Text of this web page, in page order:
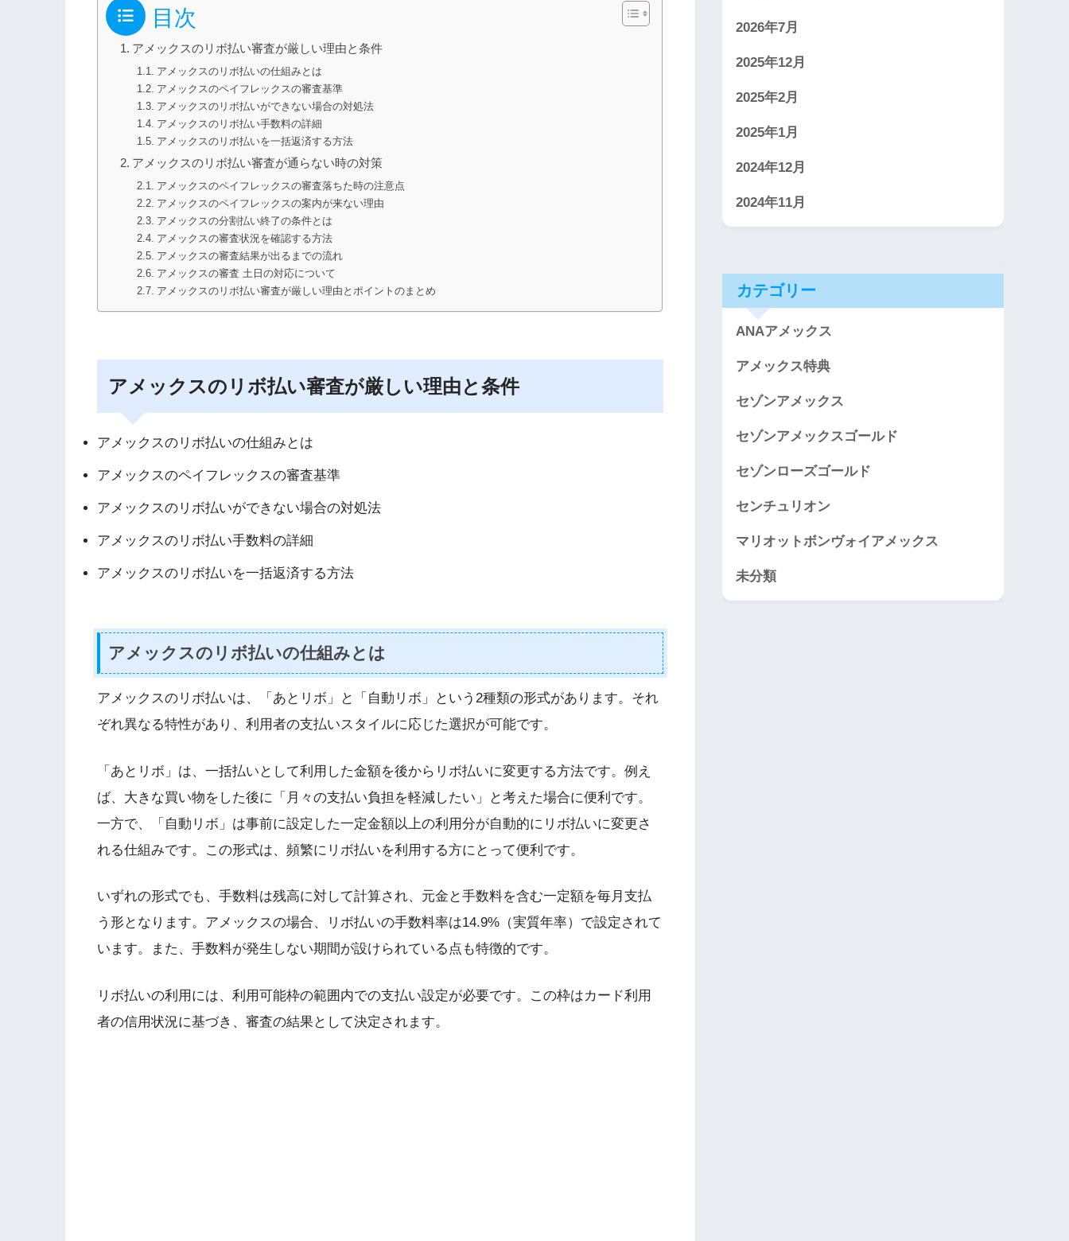
目次
アメックスのリボ払い審査が厳しい理由と条件
アメックスのリボ払いの仕組みとは
アメックスのペイフレックスの審査基準
アメックスのリボ払いができない場合の対処法
アメックスのリボ払い手数料の詳細
アメックスのリボ払いを一括返済する方法
アメックスのリボ払い審査が通らない時の対策
アメックスのペイフレックスの審査落ちた時の注意点
アメックスのペイフレックスの案内が来ない理由
アメックスの分割払い終了の条件とは
アメックスの審査状況を確認する方法
アメックスの審査結果が出るまでの流れ
アメックスの審査 土日の対応について
アメックスのリボ払い審査が厳しい理由とポイントのまとめ
アメックスのリボ払い審査が厳しい理由と条件
アメックスのリボ払いの仕組みとは
アメックスのペイフレックスの審査基準
アメックスのリボ払いができない場合の対処法
アメックスのリボ払い手数料の詳細
アメックスのリボ払いを一括返済する方法
アメックスのリボ払いの仕組みとは
アメックスのリボ払いは、「あとリボ」と「自動リボ」という2種類の形式があります。それ
ぞれ異なる特性があり、利用者の支払いスタイルに応じた選択が可能です。
「あとリボ」は、一括払いとして利用した金額を後からリボ払いに変更する方法です。例え
ば、大きな買い物をした後に「月々の支払い負担を軽減したい」と考えた場合に便利です。
一方で、「自動リボ」は事前に設定した一定金額以上の利用分が自動的にリボ払いに変更さ
れる仕組みです。この形式は、頻繁にリボ払いを利用する方にとって便利です。
いずれの形式でも、手数料は残高に対して計算され、元金と手数料を含む一定額を毎月支払
う形となります。アメックスの場合、リボ払いの手数料率は14.9%（実質年率）で設定されて
います。また、手数料が発生しない期間が設けられている点も特徴的です。
リボ払いの利用には、利用可能枠の範囲内での支払い設定が必要です。この枠はカード利用
者の信用状況に基づき、審査の結果として決定されます。
2026年7月
2025年12月
2025年2月
2025年1月
2024年12月
2024年11月
カテゴリー
ANAアメックス
アメックス特典
セゾンアメックス
セゾンアメックスゴールド
セゾンローズゴールド
センチュリオン
マリオットボンヴォイアメックス
未分類